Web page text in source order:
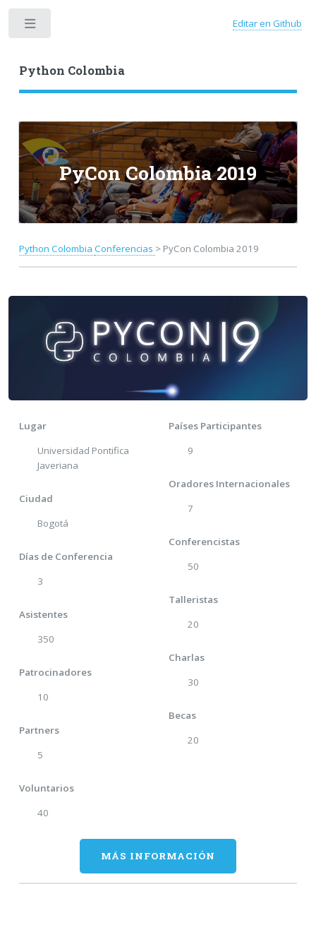
Python Colombia
Editar en Github
PyCon Colombia 2019
Python Colombia Conferencias > PyCon Colombia 2019
Lugar
Universidad Pontifica
Javeriana
Ciudad
Bogotá
Días de Conferencia
3
Asistentes
350
Patrocinadores
10
Partners
5
Voluntarios
40
Países Participantes
9
Oradores Internacionales
7
Conferencistas
50
Talleristas
20
Charlas
30
Becas
20
MÁS INFORMACIÓN